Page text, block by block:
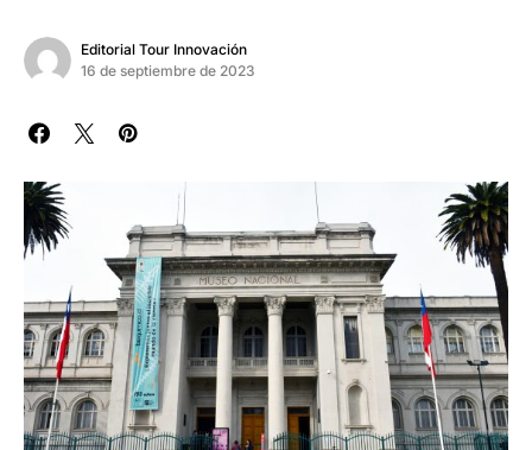
Editorial Tour Innovación
16 de septiembre de 2023